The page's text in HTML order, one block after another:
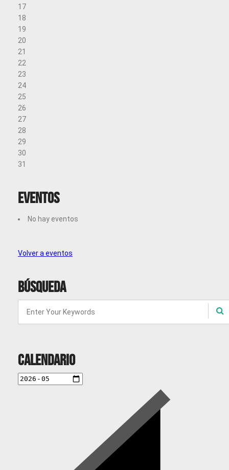
17
18
19
20
21
22
23
24
25
26
27
28
29
30
31
Eventos
No hay eventos
Volver a eventos
Búsqueda
Calendario